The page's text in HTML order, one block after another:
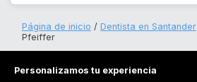
Página de inicio Dentista en Santander
Pfeiffer
Personalizamos tu experiencia